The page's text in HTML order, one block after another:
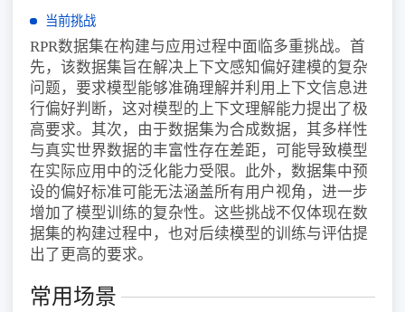
当前挑战
RPR数据集在构建与应用过程中面临多重挑战。首
先，该数据集旨在解决上下文感知偏好建模的复杂
问题，要求模型能够准确理解并利用上下文信息进
行偏好判断，这对模型的上下文理解能力提出了极
高要求。其次，由于数据集为合成数据，其多样性
与真实世界数据的丰富性存在差距，可能导致模型
在实际应用中的泛化能力受限。此外，数据集中预
设的偏好标准可能无法涵盖所有用户视角，进一步
增加了模型训练的复杂性。这些挑战不仅体现在数
据集的构建过程中，也对后续模型的训练与评估提
出了更高的要求。
常用场景